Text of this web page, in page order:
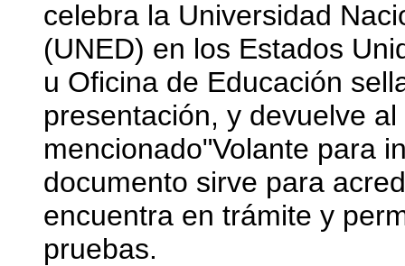
celebra la Universidad
(UNED) en los Estados
u Oficina de Educación
presentación, y devuelve
mencionado"Volante para
documento sirve para
encuentra en trámite y
pruebas.